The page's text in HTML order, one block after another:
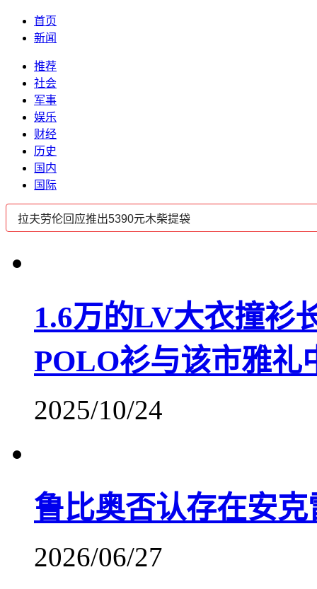
首页
新闻
推荐
社会
军事
娱乐
财经
历史
国内
国际
1.6万的LV大衣撞衫
POLO衫与该市雅礼
2025/10/24
鲁比奥否认存在安
2026/06/27